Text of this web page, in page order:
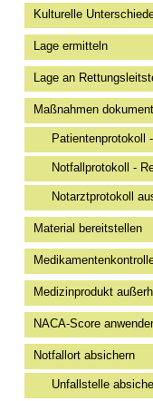
Kulturelle
Lage ermitteln
Lage an
Maßnahmen
Patientenprotokoll
Notfallprotokoll -
Notarztprotokoll
Material bereitstellen
Medizinprodukt
NACA-Score
Notfallort absichern
Unfallstelle